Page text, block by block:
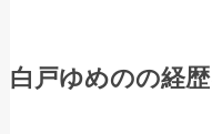
白戸ゆめのの経